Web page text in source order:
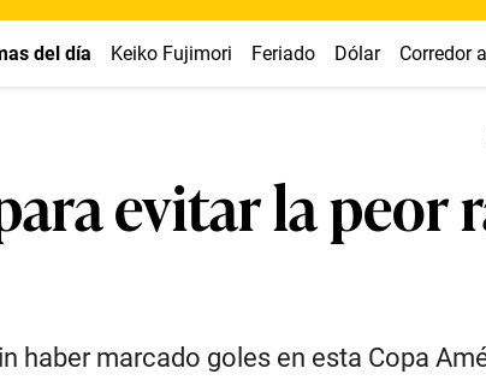
del día Keiko Fujimori Feriado Dólar Corredor
evitar la peor
haber marcado goles en esta Copa